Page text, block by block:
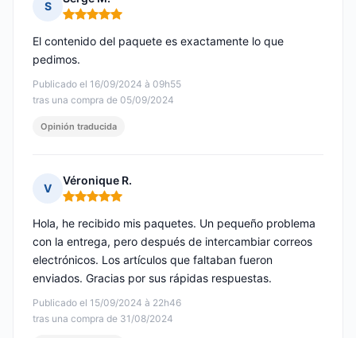
S
Nota: 5 de 5
Publicado el 16/09/2024 à 09h55
tras una compra de 05/09/2024
El contenido del paquete es exactamente lo que
pedimos.
Opinión traducida
V
Véronique R.
Nota: 5 de 5
Publicado el 15/09/2024 à 22h46
tras una compra de 31/08/2024
Hola, he recibido mis paquetes. Un pequeño problema
con la entrega, pero después de intercambiar correos
electrónicos. Los artículos que faltaban fueron
enviados. Gracias por sus rápidas respuestas.